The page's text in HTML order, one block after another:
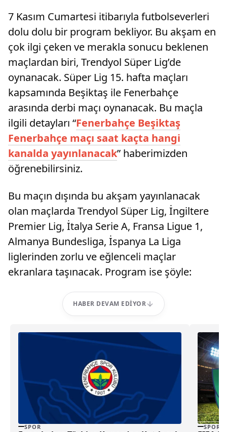
7 Kasım Cumartesi itibarıyla futbolseverleri
dolu dolu bir program bekliyor. Bu akşam en
çok ilgi çeken ve merakla sonucu beklenen
maçlardan biri, Trendyol Süper Lig’de
oynanacak. Süper Lig 15. hafta maçları
kapsamında Beşiktaş ile Fenerbahçe
arasında derbi maçı oynanacak. Bu maçla
ilgili detayları “Fenerbahçe Beşiktaş
Fenerbahçe maçı saat kaçta hangi
kanalda yayınlanacak” haberimizden
öğrenebilirsiniz.
Bu maçın dışında bu akşam yayınlanacak
olan maçlarda Trendyol Süper Lig, İngiltere
Premier Lig, İtalya Serie A, Fransa Ligue 1,
Almanya Bundesliga, İspanya La Liga
liglerinden zorlu ve eğlenceli maçlar
ekranlara taşınacak. Program ise şöyle:
HABER DEVAM EDIYOR
SPOR SPOR